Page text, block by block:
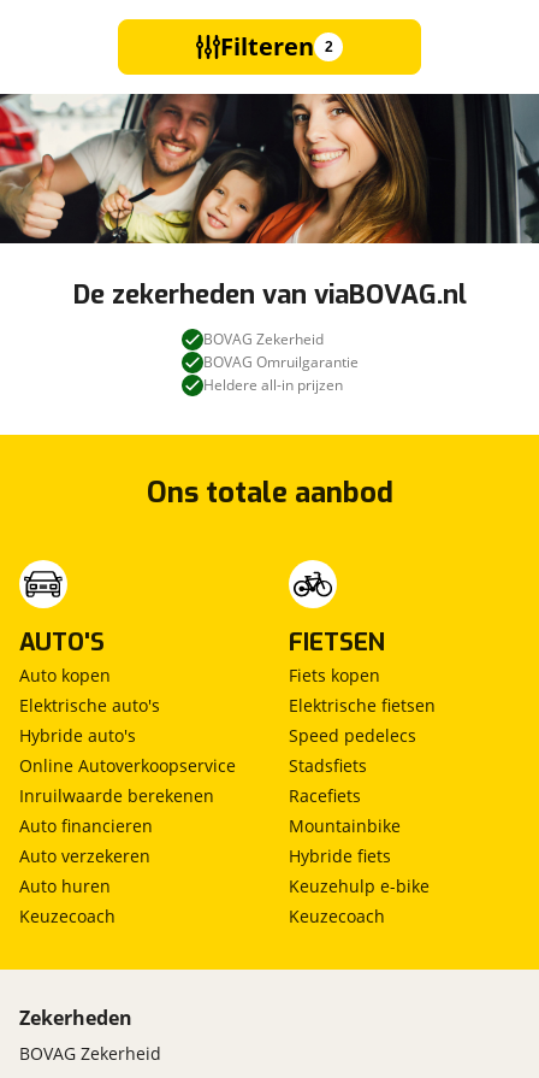
Filteren 2
De zekerheden van viaBOVAG.nl
BOVAG Zekerheid
BOVAG Omruilgarantie
Heldere all-in prijzen
Ons totale aanbod
AUTO'S
Auto kopen
Elektrische auto's
Hybride auto's
Online Autoverkoopservice
Inruilwaarde berekenen
Auto financieren
Auto verzekeren
Auto huren
Keuzecoach
FIETSEN
Fiets kopen
Elektrische fietsen
Speed pedelecs
Stadsfiets
Racefiets
Mountainbike
Hybride fiets
Keuzehulp e-bike
Keuzecoach
Zekerheden
BOVAG Zekerheid